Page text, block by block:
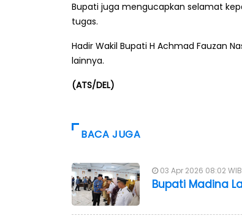
Bupati juga mengucapkan selamat
tugas.
Hadir Wakil Bupati H Achmad Fauzan
lainnya.
(ATS/DEL)
BACA JUGA
03 Apr 2026 08:02 WIB
Bupati Madina